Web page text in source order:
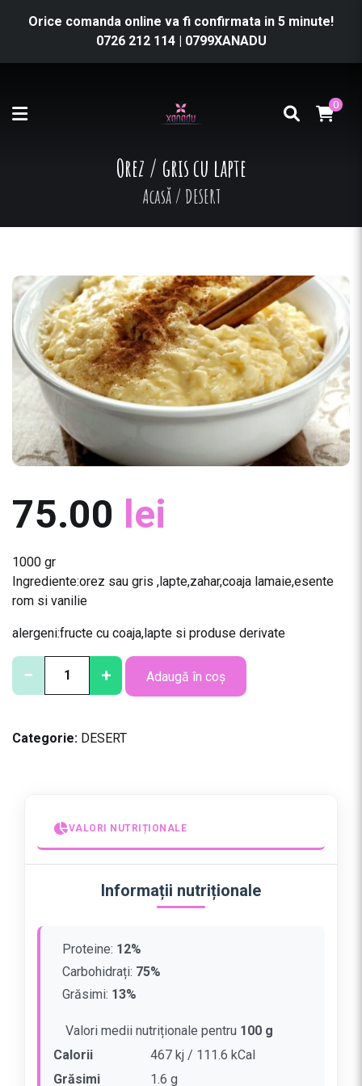
Orice comanda online va fi confirmata in 5 minute!
0726 212 114 | 0799XANADU
0
Orez / gris cu lapte
Acasă/ DESERT
75.00 lei
1000 gr
Ingrediente:orez sau gris ,lapte,zahar,coaja lamaie,esente
rom si vanilie
alergeni:fructe cu coaja,lapte si produse derivate
C
i
− + Adaugă în coș
Categorie: DESERT
VALORI NUTRIȚIONALE
Informații nutriționale
Proteine: 12%
Carbohidrați: 75%
Grăsimi: 13%
Valori medii nutriționale pentru 100 g
Calorii
467 kj / 111.6 kCal
Grăsimi
1.6 g